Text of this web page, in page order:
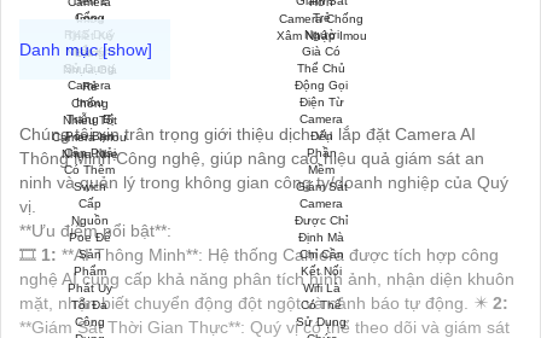
Camera Imou
Nhụa Nhẹ
Camera Chống
Xâm Nhập Imou
Chúng tôi xin trân trọng giới thiệu dịch vụ lắp đặt Camera AI
Thông Minh Công nghệ, giúp nâng cao hiệu quả giám sát an
ninh và quản lý trong không gian công ty/doanh nghiệp của Quý
vị.
**Ưu điểm nổi bật**:
🎞 1: **AI Thông Minh**: Hệ thống Camera được tích hợp công
nghệ AI cung cấp khả năng phân tích hình ảnh, nhận diện khuôn
mặt, nhận biết chuyển động đột ngột và cảnh báo tự động. ✴️ 2:
**Giám Sát Thời Gian Thực**: Quý vị có thể theo dõi và giám sát